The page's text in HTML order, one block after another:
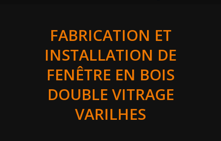
FABRICATION ET
INSTALLATION DE
FENÊTRE EN BOIS
DOUBLE VITRAGE
VARILHES